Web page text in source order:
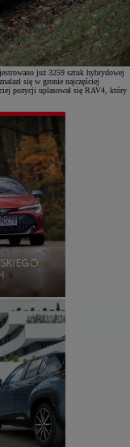
już 3259 sztuk hybrydowej
się w gronie najczęściej
pozycji uplasował się RAV4, który